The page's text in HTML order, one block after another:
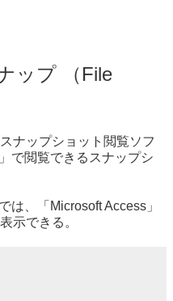
ップ （File
ナップショット閲覧ソフ
で閲覧できるスナップシ
は、「Microsoft Access」
示できる。